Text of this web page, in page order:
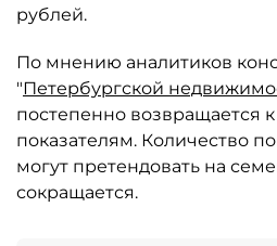
рублей.
По мнению аналитиков
"Петербургской
постепенно возвращается
показателям. Количество
могут претендовать на
сокращается.